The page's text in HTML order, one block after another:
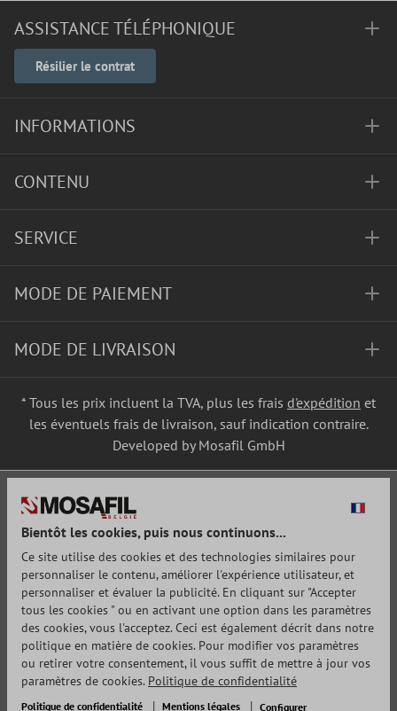
ASSISTANCE TÉLÉPHONIQUE
Résilier le contrat
INFORMATIONS
CONTENU
SERVICE
MODE DE PAIEMENT
MODE DE LIVRAISON
* Tous les prix incluent la TVA, plus les frais d'expédition et
les éventuels frais de livraison, sauf indication contraire.
Developed by Mosafil GmbH
Bientôt les cookies, puis nous continuons...
Ce site utilise des cookies et des technologies similaires pour
personnaliser le contenu, améliorer l'expérience utilisateur, et
personnaliser et évaluer la publicité. En cliquant sur "Accepter
tous les cookies " ou en activant une option dans les paramètres
des cookies, vous l'acceptez. Ceci est également décrit dans notre
politique en matière de cookies. Pour modifier vos paramètres
ou retirer votre consentement, il vous suffit de mettre à jour vos
paramètres de cookies. Politique de confidentialité
Politique de confidentialité Mentions légales Configurer